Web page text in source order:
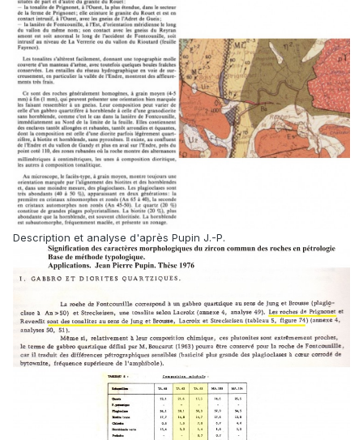
Description et analyse d'après Pupin J.-P.